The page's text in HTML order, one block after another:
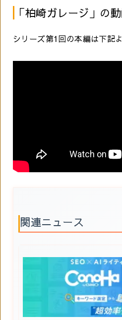
「柏崎ガレージ」の
シリーズ第1回の本編は下記
関連ニュース